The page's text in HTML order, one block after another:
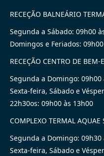
RECEÇÃO BALNEÁRIO
Segunda a Sábado: 09h00
Domingos e Feriados:
RECEÇÃO CENTRO DE BEM-
Segunda a Domingo:
Sexta-feira, Sábado e
22h30os: 09h00 às 13h00
COMPLEXO TERMAL AQUAE
Segunda a Domingo:
Sexta-feira, Sábado e